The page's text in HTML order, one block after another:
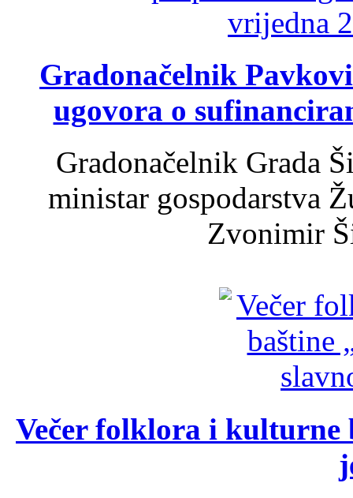
Gradonačelnik
ugovora o
Gradonačelnik Grada
ministar gospodarstva
Zvonimir
Večer folklora i kulturne